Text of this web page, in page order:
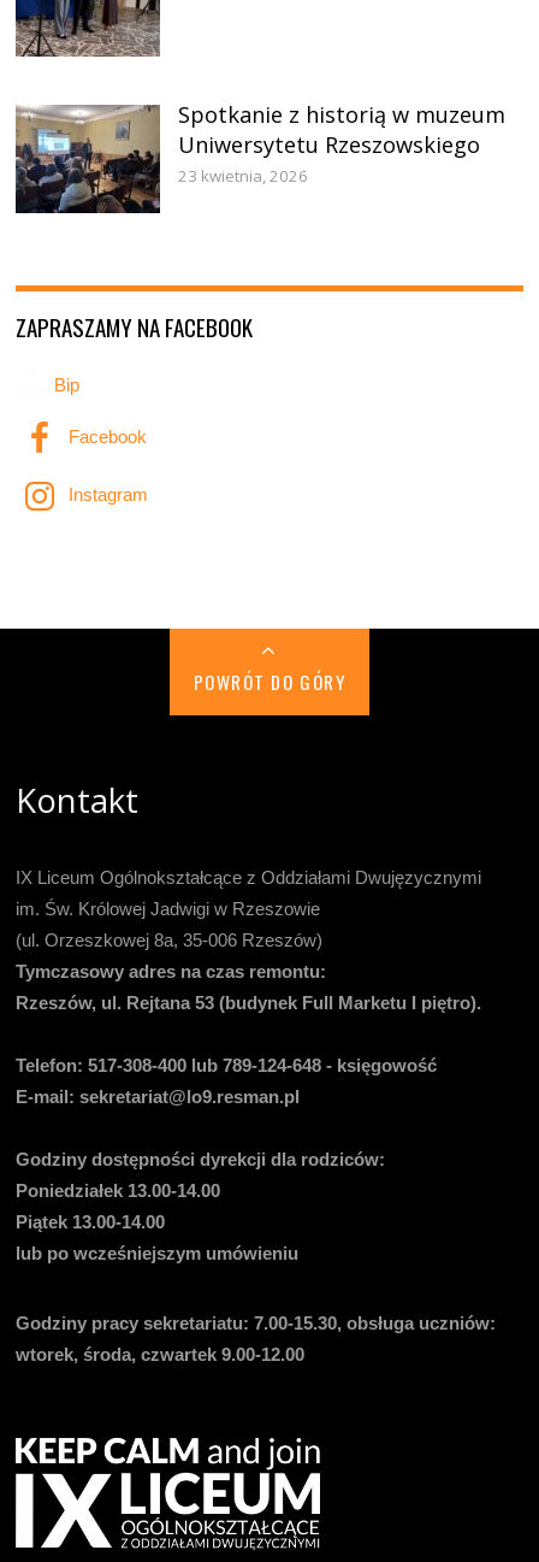
Spotkanie z historią w muzeum
Uniwersytetu Rzeszowskiego
23 kwietnia, 2026
ZAPRASZAMY NA FACEBOOK
Bip
Facebook
Instagram
POWRÓT DO GÓRY
Kontakt
IX Liceum Ogólnokształcące z Oddziałami Dwujęzycznymi
im. Św. Królowej Jadwigi w Rzeszowie
(ul. Orzeszkowej 8a, 35-006 Rzeszów)
Tymczasowy adres na czas remontu:
Rzeszów, ul. Rejtana 53 (budynek Full Marketu I piętro).
Telefon:517-308-400 lub 789-124-648 - księgowość
E-mail: sekretariat@lo9.resman.pl
Godziny dostępności dyrekcji dla rodziców:
Poniedziałek 13.00-14.00
Piątek 13.00-14.00
lub po wcześniejszym umówieniu
Godziny pracy sekretariatu: 7.00-15.30, obsługa uczniów:
wtorek, środa, czwartek 9.00-12.00